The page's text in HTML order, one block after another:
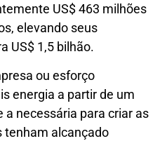
US$ 463 milhões
elevando seus
US$ 1,5 bilhão.
ou esforço
energia a partir de um
a necessária para criar as
tenham alcançado